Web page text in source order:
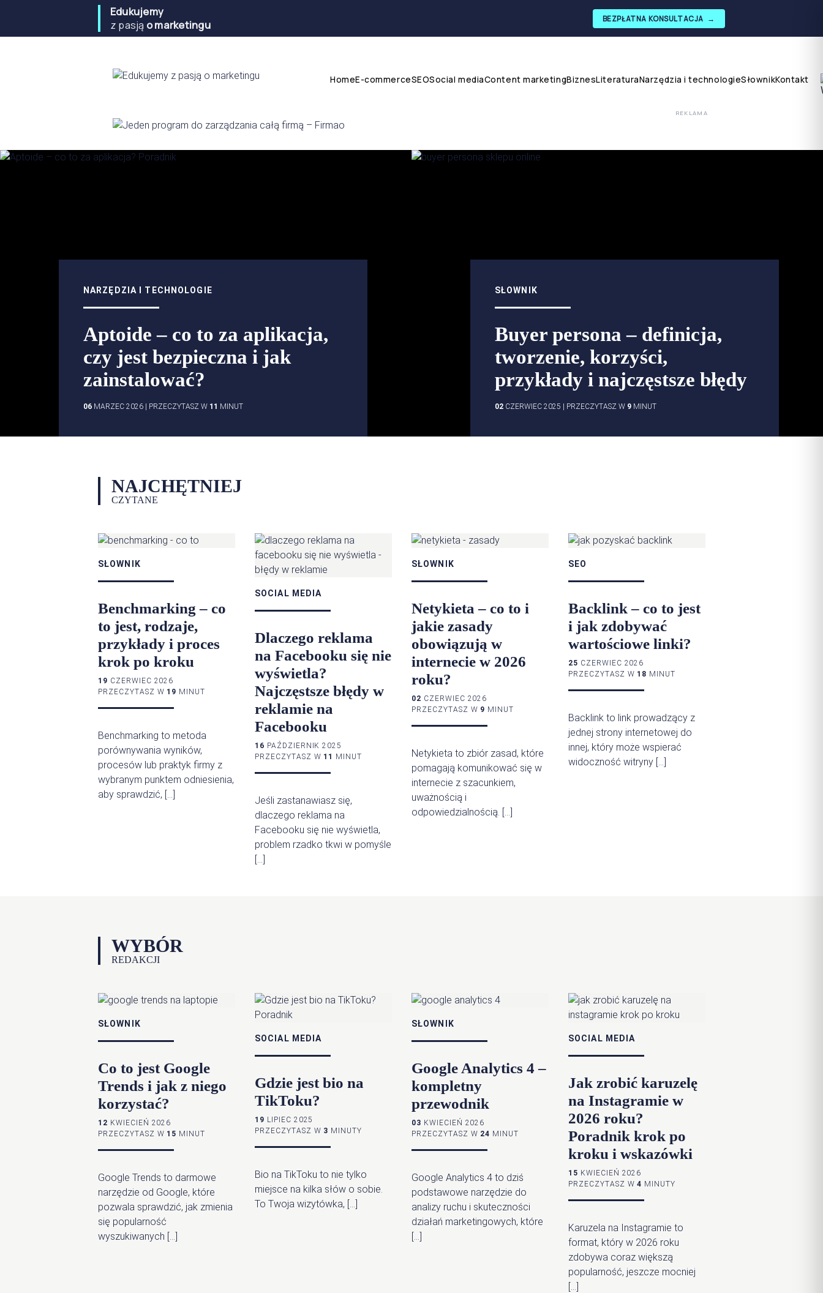
Edukujemy
z pasją o marketingu BEZPŁATNA KONSULTACJA →
HomeE-commerceSEOSocial mediaContent marketingBiznesLiteraturaNarzędzia i technologieSłownikKontakt
REKLAMA
NARZĘDZIA I TECHNOLOGIE
Aptoide – co to za aplikacja,
czy jest bezpieczna i jak
zainstalować?
06 MARZEC 2026 PRZECZYTASZ W 11 MINUT
SŁOWNIK
Buyer persona – definicja,
tworzenie, korzyści,
przykłady i najczęstsze błędy
02 CZERWIEC 2025 PRZECZYTASZ W 9 MINUT
NAJCHĘTNIEJ
CZYTANE
SŁOWNIK
Benchmarking – co
to jest, rodzaje,
przykłady i proces
krok po kroku
19 CZERWIEC 2026
PRZECZYTASZ W 19 MINUT
Benchmarking to metoda
porównywania wyników,
procesów lub praktyk firmy z
wybranym punktem odniesienia,
aby sprawdzić, […]
SOCIAL MEDIA
Dlaczego reklama
na Facebooku się nie
wyświetla?
Najczęstsze błędy w
reklamie na
Facebooku
16 PAŹDZIERNIK 2025
PRZECZYTASZ W 11 MINUT
Jeśli zastanawiasz się,
dlaczego reklama na
Facebooku się nie wyświetla,
problem rzadko tkwi w pomyśle
[…]
SŁOWNIK
Netykieta – co to i
jakie zasady
obowiązują w
internecie w 2026
roku?
02 CZERWIEC 2026
PRZECZYTASZ W 9 MINUT
Netykieta to zbiór zasad, które
pomagają komunikować się w
internecie z szacunkiem,
uważnością i
odpowiedzialnością. […]
SEO
Backlink – co to jest
i jak zdobywać
wartościowe linki?
25 CZERWIEC 2026
PRZECZYTASZ W 18 MINUT
Backlink to link prowadzący z
jednej strony internetowej do
innej, który może wspierać
widoczność witryny […]
WYBÓR
REDAKCJI
SŁOWNIK
Co to jest Google
Trends i jak z niego
korzystać?
12 KWIECIEŃ 2026
PRZECZYTASZ W 15 MINUT
Google Trends to darmowe
narzędzie od Google, które
pozwala sprawdzić, jak zmienia
się popularność
wyszukiwanych […]
SOCIAL MEDIA
Gdzie jest bio na
TikToku?
19 LIPIEC 2025
PRZECZYTASZ W 3 MINUTY
Bio na TikToku to nie tylko
miejsce na kilka słów o sobie.
To Twoja wizytówka, […]
SŁOWNIK
Google Analytics 4 –
kompletny
przewodnik
03 KWIECIEŃ 2026
PRZECZYTASZ W 24 MINUT
Google Analytics 4 to dziś
podstawowe narzędzie do
analizy ruchu i skuteczności
działań marketingowych, które
[…]
SOCIAL MEDIA
Jak zrobić karuzelę
na Instagramie w
2026 roku?
Poradnik krok po
kroku i wskazówki
15 KWIECIEŃ 2026
PRZECZYTASZ W4 MINUTY
Karuzela na Instagramie to
format, który w 2026 roku
zdobywa coraz większą
popularność, jeszcze mocniej
[…]